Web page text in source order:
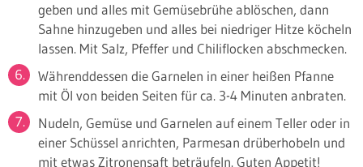
geben und alles mit Gemüsebrühe ablöschen, dann
Sahne hinzugeben und alles bei niedriger Hitze köcheln
lassen. Mit Salz, Pfeffer und Chiliflocken abschmecken.
Währenddessen die Garnelen in einer heißen Pfanne
mit Öl von beiden Seiten für ca. 3-4 Minuten anbraten.
Nudeln, Gemüse und Garnelen auf einem Teller oder in
einer Schüssel anrichten, Parmesan drüberhobeln und
mit etwas Zitronensaft beträufeln. Guten Appetit!